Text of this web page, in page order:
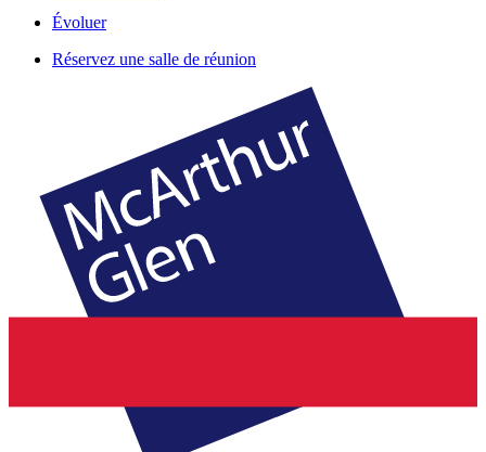
Évoluer
Réservez une salle de réunion